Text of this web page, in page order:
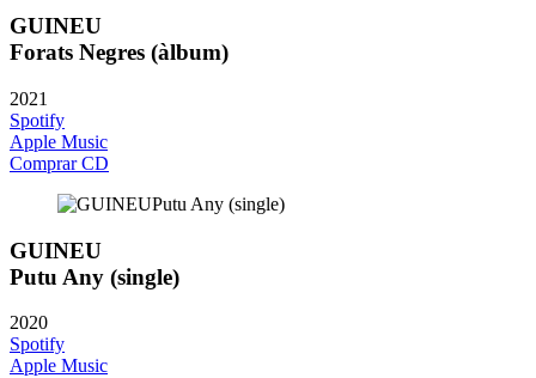
GUINEU
Forats Negres (àlbum)
2021
Spotify
Apple Music
Comprar CD
GUINEU
Putu Any (single)
2020
Spotify
Apple Music